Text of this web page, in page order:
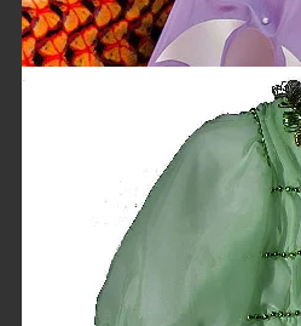
Платье как у
принцессы Софии
Детское платье как